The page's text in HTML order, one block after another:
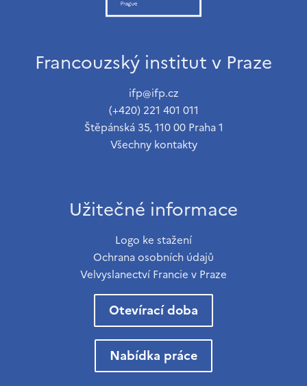
Francouzský institut v Praze
ifp@ifp.cz
(+420) 221 401 011
Štěpánská 35, 110 00 Praha 1
Všechny kontakty
Užitečné informace
Logo ke stažení
Ochrana osobních údajů
Velvyslanectví Francie v Praze
Otevírací doba
Nabídka práce